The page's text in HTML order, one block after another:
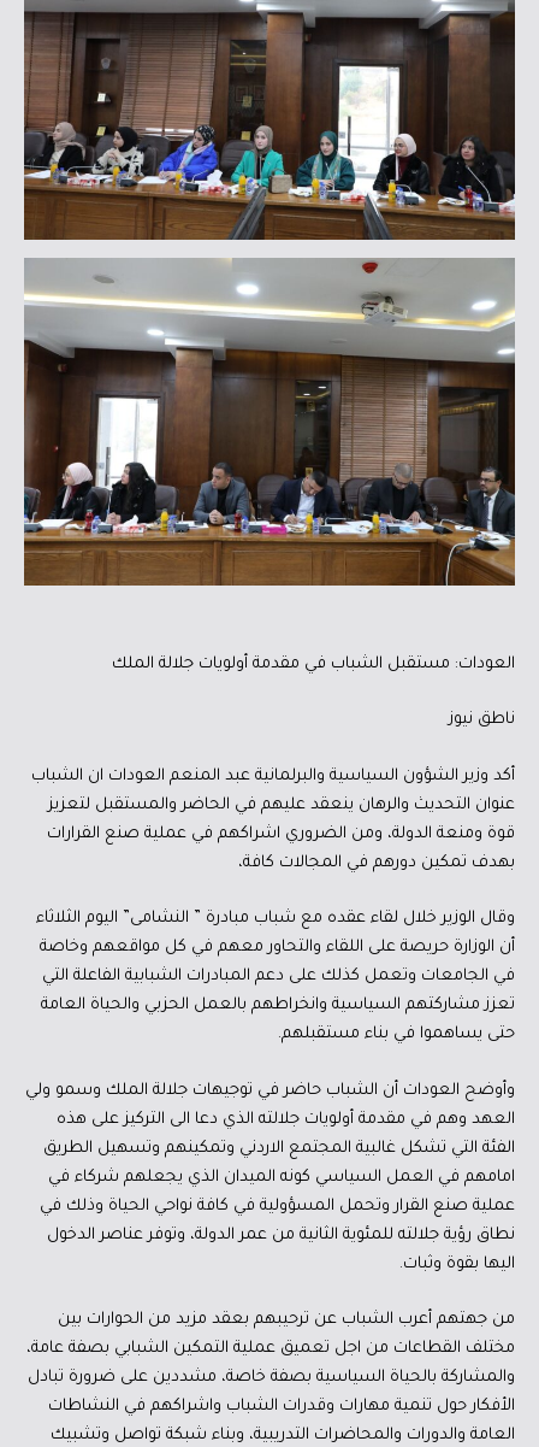
العودات: مستقبل الشباب في مقدمة أولويات جلالة الملك
ناطق نيوز
أكد وزير الشؤون السياسية والبرلمانية عبد المنعم العودات ان الشباب
عنوان التحديث والرهان ينعقد عليهم في الحاضر والمستقبل لتعزيز
قوة ومنعة الدولة، ومن الضروري اشراكهم في عملية صنع القرارات
بهدف تمكين دورهم في المجالات كافة،
وقال الوزير خلال لقاء عقده مع شباب مبادرة ” النشامى” اليوم الثلاثاء
أن الوزارة حريصة على اللقاء والتحاور معهم في كل مواقعهم وخاصة
في الجامعات وتعمل كذلك على دعم المبادرات الشبابية الفاعلة التي
تعزز مشاركتهم السياسية وانخراطهم بالعمل الحزبي والحياة العامة
حتى يساهموا في بناء مستقبلهم.
وأوضح العودات أن الشباب حاضر في توجيهات جلالة الملك وسمو ولي
العهد وهم في مقدمة أولويات جلالته الذي دعا الى التركيز على هذه
الفئة التي تشكل غالبية المجتمع الاردني وتمكينهم وتسهيل الطريق
امامهم في العمل السياسي كونه الميدان الذي يجعلهم شركاء في
عملية صنع القرار وتحمل المسؤولية في كافة نواحي الحياة وذلك في
نطاق رؤية جلالته للمئوية الثانية من عمر الدولة، وتوفر عناصر الدخول
اليها بقوة وثبات.
من جهتهم أعرب الشباب عن ترحيبهم بعقد مزيد من الحوارات بين
مختلف القطاعات من اجل تعميق عملية التمكين الشبابي بصفة عامة،
والمشاركة بالحياة السياسية بصفة خاصة، مشددين على ضرورة تبادل
الأفكار حول تنمية مهارات وقدرات الشباب واشراكهم في النشاطات
العامة والدورات والمحاضرات التدريبية، وبناء شبكة تواصل وتشبيك